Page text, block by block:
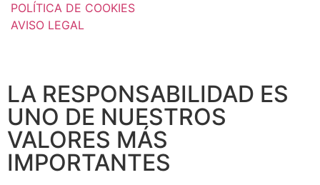
POLÍTICA DE COOKIES
AVISO LEGAL
LA RESPONSABILIDAD ES
UNO DE NUESTROS
VALORES MÁS
IMPORTANTES